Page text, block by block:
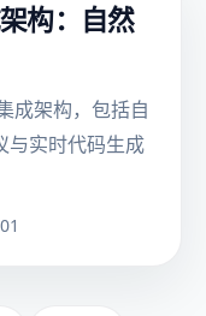
构：自然
成架构，包括自
与实时代码生成